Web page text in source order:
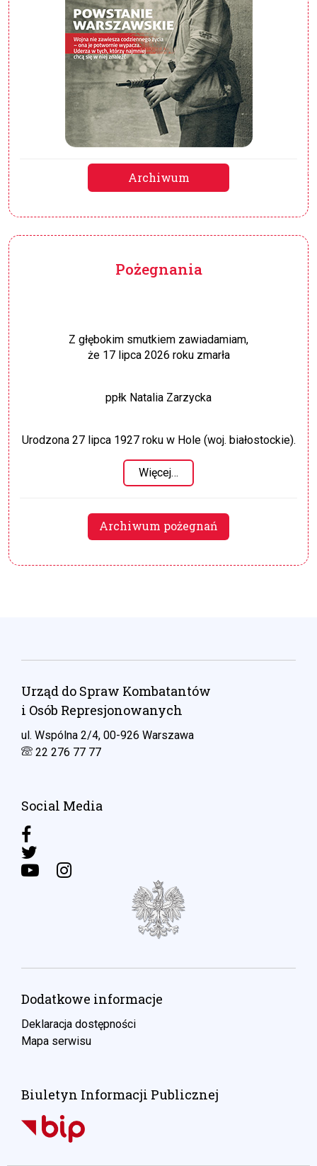
Archiwum
Pożegnania
Z głębokim smutkiem zawiadamiam,
że 17 lipca 2026 roku zmarła
ppłk Natalia Zarzycka
Urodzona 27 lipca 1927 roku w Hole (woj. białostockie).
Więcej…
Archiwum pożegnań
Urząd do Spraw Kombatantów
i Osób Represjonowanych
ul. Wspólna 2/4, 00-926 Warszawa
22 276 77 77
Social Media
Dodatkowe informacje
Deklaracja dostępności
Mapa serwisu
Biuletyn Informacji Publicznej